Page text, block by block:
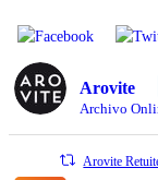
Arovite
Archivo
Arovite